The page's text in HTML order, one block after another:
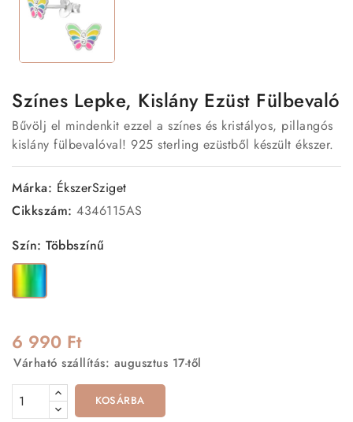
Színes Lepke, Kislány Ezüst Fülbevaló
Bűvölj el mindenkit ezzel a színes és kristályos, pillangós
kislány fülbevalóval! 925 sterling ezüstből készült ékszer.
Márka: ÉkszerSziget
Cikkszám: 4346115AS
Szín: Többszínű
Többszínű
6 990 Ft
Várható szállítás: augusztus 17-től
KOSÁRBA